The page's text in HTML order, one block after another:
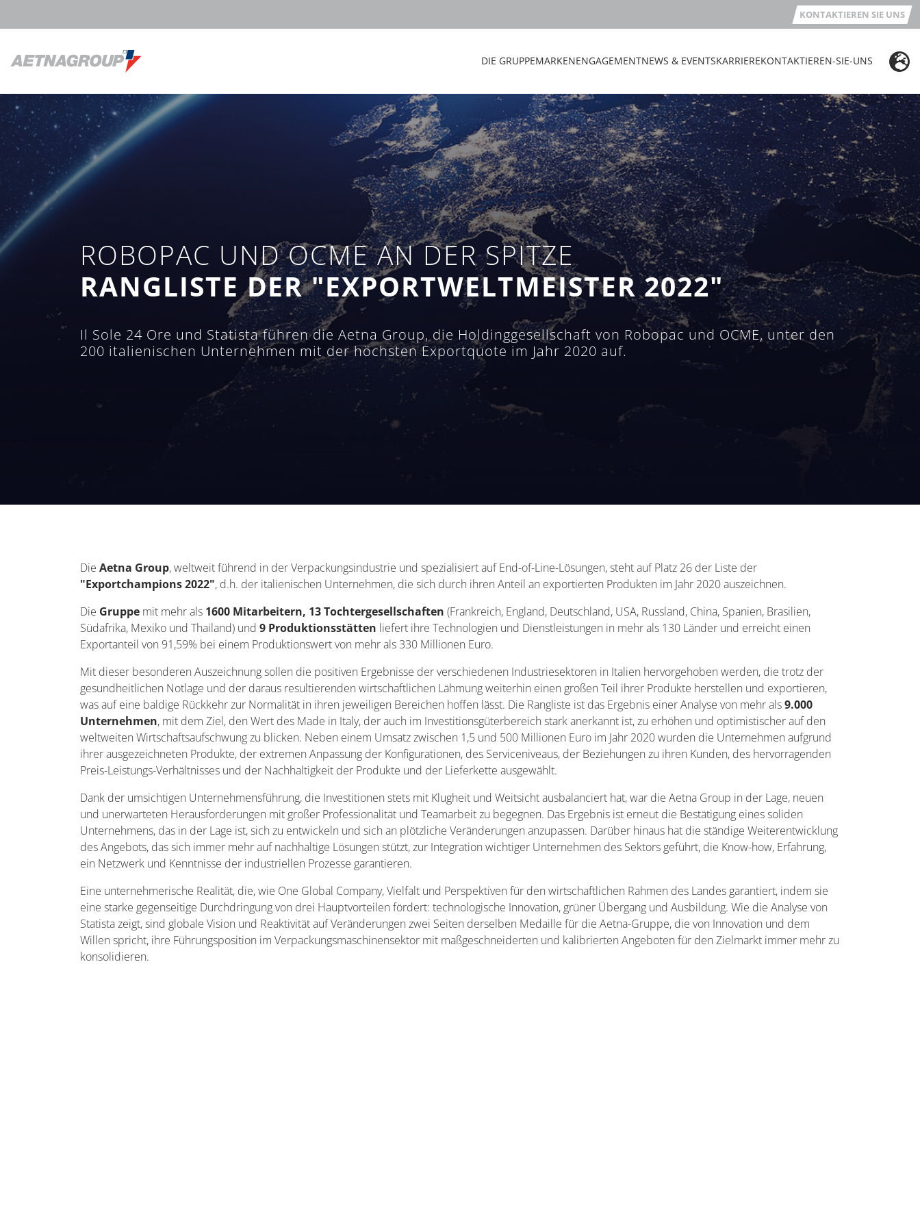
KONTAKTIEREN SIE UNS
DIE GRUPPEMARKENENGAGEMENTNEWS & EVENTSKARRIEREKONTAKTIEREN-SIE-UNS
ROBOPAC UND OCME AN DER SPITZE
RANGLISTE DER "EXPORTWELTMEISTER 2022"
Il Sole 24 Ore und Statista führen die Aetna Group, die Holdinggesellschaft von Robopac und OCME, unter den
200 italienischen Unternehmen mit der höchsten Exportquote im Jahr 2020 auf.
Die Aetna Group, weltweit führend in der Verpackungsindustrie und spezialisiert auf End-of-Line-Lösungen, steht auf Platz 26 der Liste der
"Exportchampions 2022", d.h. der italienischen Unternehmen, die sich durch ihren Anteil an exportierten Produkten im Jahr 2020 auszeichnen.
Die Gruppe mit mehr als 1600 Mitarbeitern, 13 Tochtergesellschaften (Frankreich, England, Deutschland, USA, Russland, China, Spanien, Brasilien,
Südafrika, Mexiko und Thailand) und 9 Produktionsstätten liefert ihre Technologien und Dienstleistungen in mehr als 130 Länder und erreicht einen
Exportanteil von 91,59% bei einem Produktionswert von mehr als 330 Millionen Euro.
Mit dieser besonderen Auszeichnung sollen die positiven Ergebnisse der verschiedenen Industriesektoren in Italien hervorgehoben werden, die trotz der
gesundheitlichen Notlage und der daraus resultierenden wirtschaftlichen Lähmung weiterhin einen großen Teil ihrer Produkte herstellen und exportieren,
was auf eine baldige Rückkehr zur Normalität in ihren jeweiligen Bereichen hoffen lässt. Die Rangliste ist das Ergebnis einer Analyse von mehr als9.000
Unternehmen, mit dem Ziel, den Wert des Made in Italy, der auch im Investitionsgüterbereich stark anerkannt ist, zu erhöhen und optimistischer auf den
weltweiten Wirtschaftsaufschwung zu blicken. Neben einem Umsatz zwischen 1,5 und 500 Millionen Euro im Jahr 2020 wurden die Unternehmen aufgrund
ihrer ausgezeichneten Produkte, der extremen Anpassung der Konfigurationen, des Serviceniveaus, der Beziehungen zu ihren Kunden, des hervorragenden
Preis-Leistungs-Verhältnisses und der Nachhaltigkeit der Produkte und der Lieferkette ausgewählt.
Dank der umsichtigen Unternehmensführung, die Investitionen stets mit Klugheit und Weitsicht ausbalanciert hat, war die Aetna Group in der Lage, neuen
und unerwarteten Herausforderungen mit großer Professionalität und Teamarbeit zu begegnen. Das Ergebnis ist erneut die Bestätigung eines soliden
Unternehmens, das in der Lage ist, sich zu entwickeln und sich an plötzliche Veränderungen anzupassen. Darüber hinaus hat die ständige Weiterentwicklung
des Angebots, das sich immer mehr auf nachhaltige Lösungen stützt, zur Integration wichtiger Unternehmen des Sektors geführt, die Know-how, Erfahrung,
ein Netzwerk und Kenntnisse der industriellen Prozesse garantieren.
Eine unternehmerische Realität, die, wie One Global Company, Vielfalt und Perspektiven für den wirtschaftlichen Rahmen des Landes garantiert, indem sie
eine starke gegenseitige Durchdringung von drei Hauptvorteilen fördert: technologische Innovation, grüner Übergang und Ausbildung. Wie die Analyse von
Statista zeigt, sind globale Vision und Reaktivität auf Veränderungen zwei Seiten derselben Medaille für die Aetna-Gruppe, die von Innovation und dem
Willen spricht, ihre Führungsposition im Verpackungsmaschinensektor mit maßgeschneiderten und kalibrierten Angeboten für den Zielmarkt immer mehr zu
konsolidieren.